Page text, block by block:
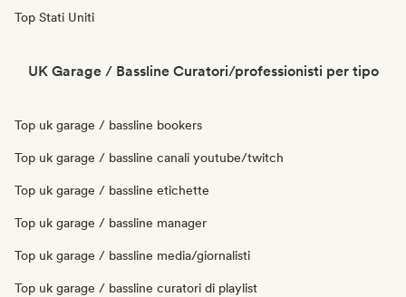
Top Stati Uniti
UK Garage / Bassline Curatori/professionisti per tipo
Top uk garage / bassline bookers
Top uk garage / bassline canali youtube/twitch
Top uk garage / bassline etichette
Top uk garage / bassline manager
Top uk garage / bassline media/giornalisti
Top uk garage / bassline curatori di playlist